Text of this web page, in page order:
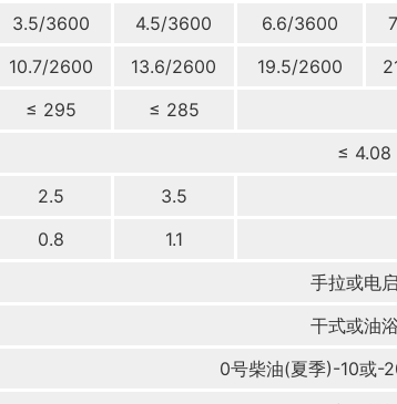
3.5/3600 4.5/3600 6.6/3600
10.7/2600 13.6/2600 19.5/2600
≤ 295 ≤ 285
≤ 4.08
2.5 3.5
0.8 1.1
手拉或电
干式或油
0号柴油(夏季)-10或-